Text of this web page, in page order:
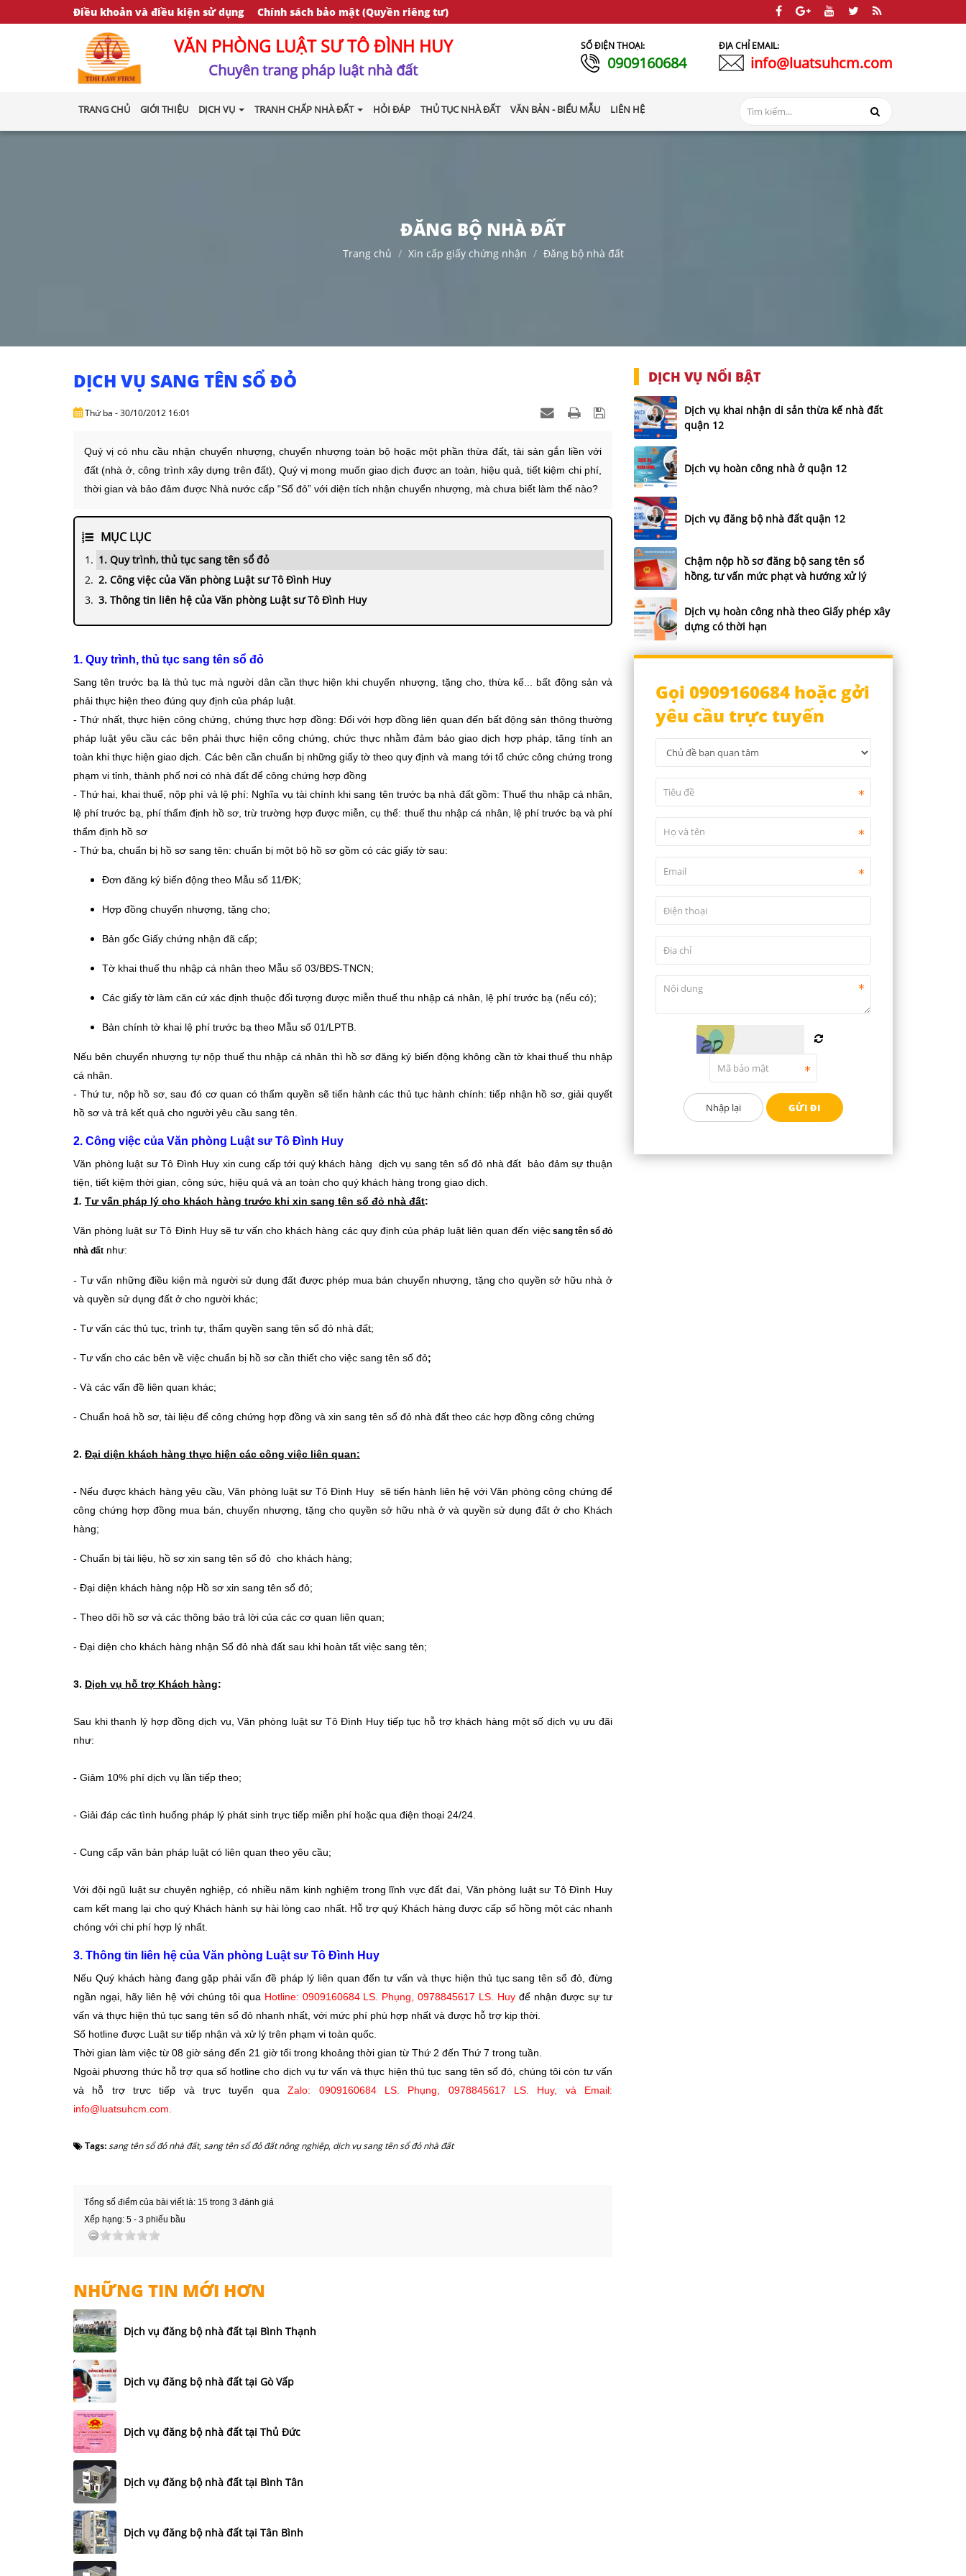
Điều khoản và điều kiện sử dụng Chính sách bảo mật (Quyền riêng tư)
VĂN PHÒNG LUẬT SƯ TÔ ĐÌNH HUY
Chuyên trang pháp luật nhà đất
SỐ ĐIỆN THOẠI:
0909160684
ĐỊA CHỈ EMAIL:
info@luatsuhcm.com
TRANG CHỦ GIỚI THIỆU DỊCH VỤ TRANH CHẤP NHÀ ĐẤT HỎI ĐÁP THỦ TỤC NHÀ ĐẤT VĂN BẢN - BIỂU MẪU LIÊN HỆ
ĐĂNG BỘ NHÀ ĐẤT
Trang chủ Xin cấp giấy chứng nhận Đăng bộ nhà đất
DỊCH VỤ SANG TÊN SỔ ĐỎ
Thứ ba - 30/10/2012 16:01
Quý vị có nhu cầu nhận chuyển nhượng, chuyển nhượng toàn bộ hoặc một phần thừa đất, tài sản gắn liền với
đất (nhà ở, công trình xây dựng trên đất), Quý vị mong muốn giao dịch được an toàn, hiệu quả, tiết kiệm chi phí,
thời gian và bảo đảm được Nhà nước cấp “Sổ đỏ” với diện tích nhận chuyển nhượng, mà chưa biết làm thế nào?
MỤC LỤC
1. Quy trình, thủ tục sang tên sổ đỏ
2. Công việc của Văn phòng Luật sư Tô Đình Huy
3. Thông tin liên hệ của Văn phòng Luật sư Tô Đình Huy
1. Quy trình, thủ tục sang tên sổ đỏ
Sang tên trước bạ là thủ tục mà người dân cần thực hiện khi chuyển nhượng, tặng cho, thừa kế... bất động sản và
phải thực hiện theo đúng quy định của pháp luật.
- Thứ nhất, thực hiện công chứng, chứng thực hợp đồng: Đối với hợp đồng liên quan đến bất động sản thông thường
pháp luật yêu cầu các bên phải thực hiện công chứng, chức thực nhằm đảm bảo giao dịch hợp pháp, tăng tính an
toàn khi thực hiện giao dịch. Các bên cần chuẩn bị những giấy tờ theo quy định và mang tới tổ chức công chứng trong
phạm vi tỉnh, thành phố nơi có nhà đất để công chứng hợp đồng
- Thứ hai, khai thuế, nộp phí và lệ phí: Nghĩa vụ tài chính khi sang tên trước bạ nhà đất gồm: Thuế thu nhập cá nhân,
lệ phí trước bạ, phí thẩm định hồ sơ, trừ trường hợp được miễn, cụ thể: thuế thu nhập cá nhân, lệ phí trước bạ và phí
thẩm định hồ sơ
- Thứ ba, chuẩn bị hồ sơ sang tên: chuẩn bị một bộ hồ sơ gồm có các giấy tờ sau:
Đơn đăng ký biến động theo Mẫu số 11/ĐK;
Hợp đồng chuyển nhượng, tặng cho;
Bản gốc Giấy chứng nhận đã cấp;
Tờ khai thuế thu nhập cá nhân theo Mẫu số 03/BĐS-TNCN;
Các giấy tờ làm căn cứ xác định thuộc đối tượng được miễn thuế thu nhập cá nhân, lệ phí trước bạ (nếu có);
Bản chính tờ khai lệ phí trước bạ theo Mẫu số 01/LPTB.
Nếu bên chuyển nhượng tự nộp thuế thu nhập cá nhân thì hồ sơ đăng ký biến động không cần tờ khai thuế thu nhập
cá nhân.
- Thứ tư, nộp hồ sơ, sau đó cơ quan có thẩm quyền sẽ tiến hành các thủ tục hành chính: tiếp nhận hồ sơ, giải quyết
hồ sơ và trả kết quả cho người yêu cầu sang tên.
2. Công việc của Văn phòng Luật sư Tô Đình Huy
Văn phòng luật sư Tô Đình Huy xin cung cấp tới quý khách hàng dịch vụ sang tên sổ đỏ nhà đất bảo đảm sự thuận
tiện, tiết kiệm thời gian, công sức, hiệu quả và an toàn cho quý khách hàng trong giao dịch.
1. Tư vấn pháp lý cho khách hàng trước khi xin sang tên sổ đỏ nhà đất:
Văn phòng luật sư Tô Đình Huy sẽ tư vấn cho khách hàng các quy định của pháp luật liên quan đến việc sang tên sổ đỏ
nhà đất như:
- Tư vấn những điều kiện mà người sử dụng đất được phép mua bán chuyển nhượng, tặng cho quyền sở hữu nhà ở
và quyền sử dụng đất ở cho người khác;
- Tư vấn các thủ tục, trình tự, thẩm quyền sang tên sổ đỏ nhà đất;
- Tư vấn cho các bên về việc chuẩn bị hồ sơ cần thiết cho việc sang tên số đỏ;
- Và các vấn đề liên quan khác;
- Chuẩn hoá hồ sơ, tài liệu để công chứng hợp đồng và xin sang tên sổ đỏ nhà đất theo các hợp đồng công chứng
2. Đại diện khách hàng thực hiện các công việc liên quan:
- Nếu được khách hàng yêu cầu, Văn phòng luật sư Tô Đình Huy sẽ tiến hành liên hệ với Văn phòng công chứng để
công chứng hợp đồng mua bán, chuyển nhượng, tặng cho quyền sở hữu nhà ở và quyền sử dụng đất ở cho Khách
hàng;
- Chuẩn bị tài liệu, hồ sơ xin sang tên sổ đỏ cho khách hàng;
- Đại diện khách hàng nộp Hồ sơ xin sang tên sổ đỏ;
- Theo dõi hồ sơ và các thông báo trả lời của các cơ quan liên quan;
- Đại diện cho khách hàng nhận Sổ đỏ nhà đất sau khi hoàn tất việc sang tên;
3. Dịch vụ hỗ trợ Khách hàng:
Sau khi thanh lý hợp đồng dịch vụ, Văn phòng luật sư Tô Đình Huy tiếp tục hỗ trợ khách hàng một số dịch vụ ưu đãi
như:
- Giảm 10% phí dịch vụ lần tiếp theo;
- Giải đáp các tình huống pháp lý phát sinh trực tiếp miễn phí hoặc qua điện thoại 24/24.
- Cung cấp văn bản pháp luật có liên quan theo yêu cầu;
Với đội ngũ luật sư chuyên nghiệp, có nhiều năm kinh nghiệm trong lĩnh vực đất đai, Văn phòng luật sư Tô Đình Huy
cam kết mang lại cho quý Khách hành sự hài lòng cao nhất. Hỗ trợ quý Khách hàng được cấp sổ hồng một các nhanh
chóng với chi phí hợp lý nhất.
3. Thông tin liên hệ của Văn phòng Luật sư Tô Đình Huy
Nếu Quý khách hàng đang gặp phải vấn đề pháp lý liên quan đến tư vấn và thực hiện thủ tục sang tên sổ đỏ, đừng
ngần ngại, hãy liên hệ với chúng tôi qua Hotline: 0909160684 LS. Phụng, 0978845617 LS. Huy để nhận được sự tư
vấn và thực hiện thủ tục sang tên sổ đỏ nhanh nhất, với mức phí phù hợp nhất và được hỗ trợ kịp thời.
Số hotline được Luật sư tiếp nhận và xử lý trên phạm vi toàn quốc.
Thời gian làm việc từ 08 giờ sáng đến 21 giờ tối trong khoảng thời gian từ Thứ 2 đến Thứ 7 trong tuần.
Ngoài phương thức hỗ trợ qua số hotline cho dịch vụ tư vấn và thực hiện thủ tục sang tên sổ đỏ, chúng tôi còn tư vấn
và hỗ trợ trực tiếp và trực tuyến quaZalo: 0909160684 LS. Phụng, 0978845617 LS. Huy, và Email:
info@luatsuhcm.com.
Tags:sang tên sổ đỏ nhà đất, sang tên sổ đỏ đất nông nghiệp, dịch vụ sang tên sổ đỏ nhà đất
Tổng số điểm của bài viết là: 15 trong 3 đánh giá
Xếp hạng: 5 - 3 phiếu bầu
NHỮNG TIN MỚI HƠN
Dịch vụ đăng bộ nhà đất tại Bình Thạnh
Dịch vụ đăng bộ nhà đất tại Gò Vấp
Dịch vụ đăng bộ nhà đất tại Thủ Đức
Dịch vụ đăng bộ nhà đất tại Bình Tân
Dịch vụ đăng bộ nhà đất tại Tân Bình
DỊCH VỤ NỔI BẬT
Dịch vụ khai nhận di sản thừa kế nhà đất
quận 12
Dịch vụ hoàn công nhà ở quận 12
Dịch vụ đăng bộ nhà đất quận 12
Chậm nộp hồ sơ đăng bộ sang tên sổ
hồng, tư vấn mức phạt và hướng xử lý
Dịch vụ hoàn công nhà theo Giấy phép xây
dựng có thời hạn
Gọi 0909160684 hoặc gởi
yêu cầu trực tuyến